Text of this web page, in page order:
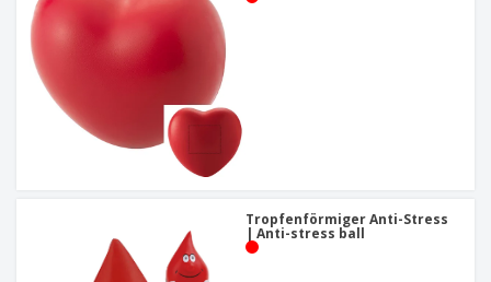
Tropfenförmiger Anti-Stress
| Anti-stress ball